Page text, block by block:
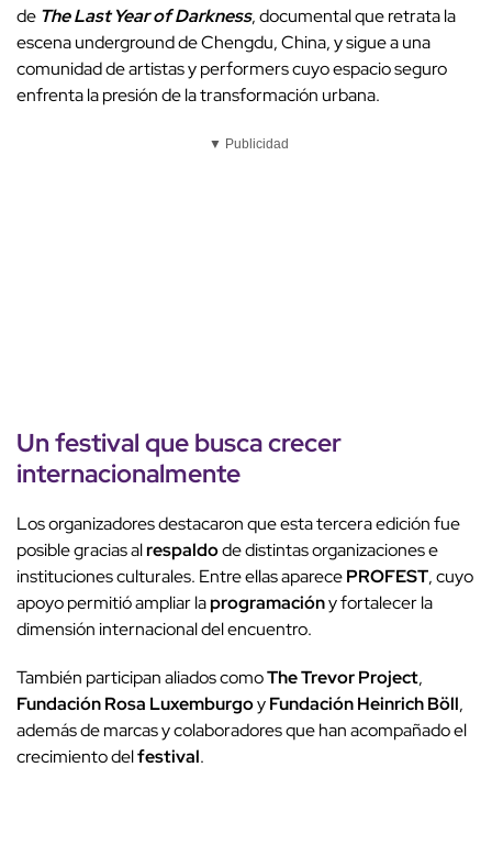
de The Last Year of Darkness, documental que retrata la
escena underground de Chengdu, China, y sigue a una
comunidad de artistas y performers cuyo espacio seguro
enfrenta la presión de la transformación urbana.
▼ Publicidad
Unfestivalque busca crecer
internacionalmente
Los organizadores destacaron que esta tercera edición fue
posible gracias alrespaldode distintas organizaciones e
instituciones culturales. Entre ellas aparecePROFEST, cuyo
apoyo permitió ampliar laprogramacióny fortalecer la
dimensión internacional del encuentro.
También participan aliados comoThe Trevor Project,
Fundación Rosa LuxemburgoyFundación Heinrich Böll,
además de marcas y colaboradores que han acompañado el
crecimiento delfestival.